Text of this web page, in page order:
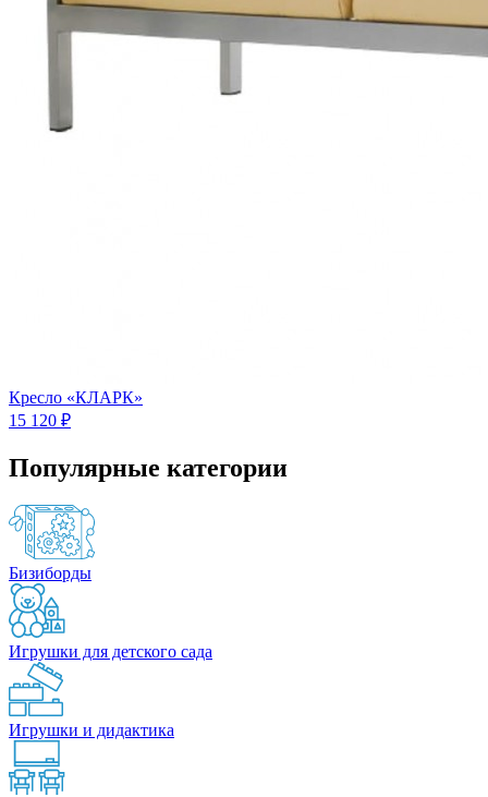
Кресло «КЛАРК»
15 120 ₽
Популярные категории
Бизиборды
Игрушки для детского сада
Игрушки и дидактика